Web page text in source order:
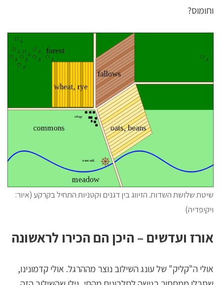
וחומוס?
שיטת שלושת השדות. הזיווג בין דגנים וקטניות התחיל בקרקע (איור:
ויקיפדיה)
אורז ועדשים – היכן הם הכירו לראשונה
אולי ה"קליק" של עונג השילוב נוצר מההרגל. אולי קדמונינו,